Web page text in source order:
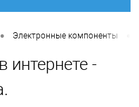
• Электронные компоненты
интернете -